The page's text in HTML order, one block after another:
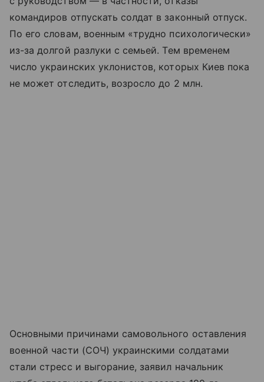
командиров отпускать солдат в законный отпуск.
По его словам, военным «трудно психологически»
из-за долгой разлуки с семьей. Тем временем
число украинских уклонистов, которых Киев пока
не может отследить, возросло до 2 млн.
Основными причинами самовольного оставления
военной части (СОЧ) украинскими солдатами
стали стресс и выгорание, заявил начальник